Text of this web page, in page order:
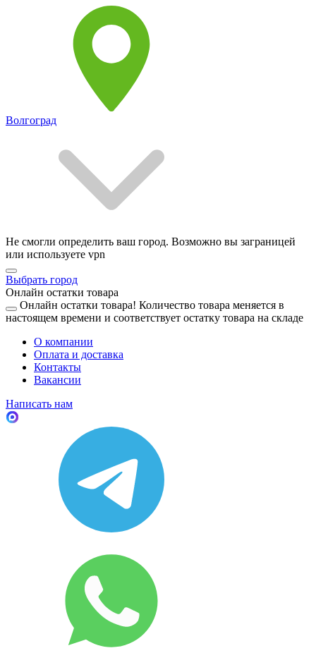
Волгоград
Не смогли определить ваш город. Возможно вы заграницей
или используете vpn
Выбрать город
Онлайн остатки товара
Онлайн остатки товара! Количество товара меняется в
настоящем времени и соответствует остатку товара на складе
О компании
Оплата и доставка
Контакты
Вакансии
Написать нам